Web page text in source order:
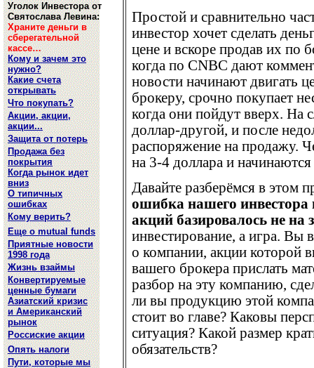
Уголок Инвестора от
Святослава Левина:
Храните деньги в
сберегательной
кассе…
Кому и зачем это
нужно?
Какие счета
открывать
Что покупать?
Акции, акции,
акции...
Защита от потерь
Продажа без
покрытия
Когда рынок идет
вниз
О типичных
ошибках
Кому верить?
Еще о mutual funds
Приятные новости
1998 года
Жизнь взаймы
Конвертируемые
ценные бумаги
Азиатский кризис
и Американский
рынок
Россиские акции
Опять налоги
Пути, которые мы
Простой и сравнительно
инвестор хочет сделать
цене и вскоре продав их по
когда по CNBC дают
новости начинают двигать
брокеру, срочно покупает
когда они пойдут вверх. На
доллар-другой, и после
распоряжение на продажу.
на 3-4 доллара и
Давайте разберёмся в этом
ошибка нашего инвестора
акций базировалось не на
инвестирование, а игра. Вы
о компании, акции которой
вашего брокера прислать
разбор на эту компанию,
ли вы продукцию этой
стоит во главе? Каковы
ситуация? Какой размер
обязательств?